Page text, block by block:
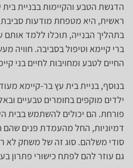
הדגשת הטבע והקיימות בבניית בית
ראשית, היא מטפחת מודעות
בתהליך הבנייה, תוכלו ללמד
ברי קיימא וטיפול בסביבה. חוויה
החיים לטבע ומחויבות לחיים בני
בנוסף, בניית בית עץ בר-קיימא
ילדים מוקפים בחומרים טבעיים
פורחת. הם יכולים להשתמש בבית
דמיוניות, החל מהעמדת פנים שהם
סודי משלהם. סוג זה של משחק לא
גם עוזר להם לפתח כישורי פתרון